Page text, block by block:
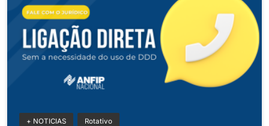
+ NOTICIAS Rotativo